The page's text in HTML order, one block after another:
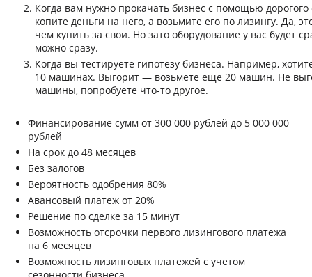
Когда вам нужно прокачать бизнес с помощью
копите деньги на него, а возьмите его по лизингу. Да,
чем купить за свои. Но зато оборудование у вас будет
можно сразу.
Когда вы тестируете гипотезу бизнеса. Например,
10 машинах. Выгорит — возьмете еще 20 машин. Не
машины, попробуете что-то другое.
Финансирование сумм от 300 000 рублей до 5 000 000
рублей
На срок до 48 месяцев
Без залогов
Вероятность одобрения 80%
Авансовый платеж от 20%
Решение по сделке за 15 минут
Возможность отсрочки первого лизингового платежа
на 6 месяцев
Возможность лизинговых платежей с учетом